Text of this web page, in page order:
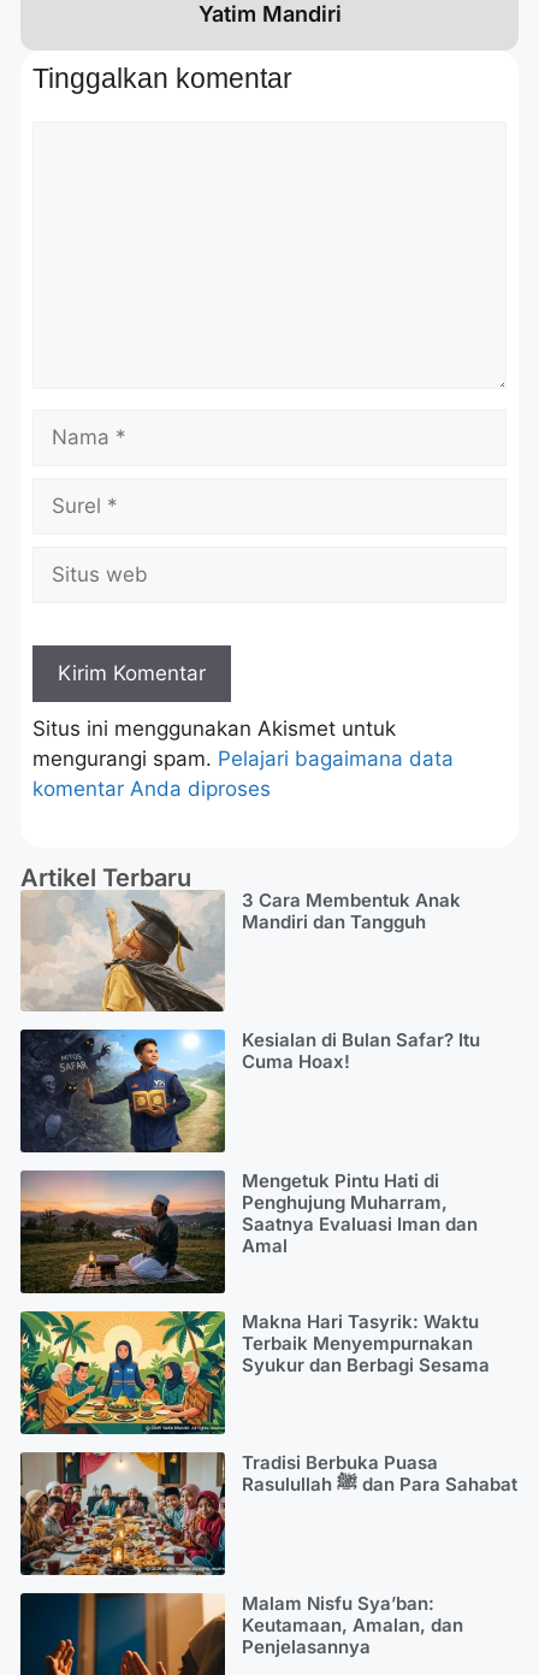
Yatim Mandiri
Tinggalkan komentar
Situs ini menggunakan Akismet untuk
mengurangi spam. Pelajari bagaimana data
komentar Anda diproses
Artikel Terbaru
3 Cara Membentuk Anak
Mandiri dan Tangguh
Kesialan di Bulan Safar? Itu
Cuma Hoax!
Mengetuk Pintu Hati di
Penghujung Muharram,
Saatnya Evaluasi Iman dan
Amal
Makna Hari Tasyrik: Waktu
Terbaik Menyempurnakan
Syukur dan Berbagi Sesama
Tradisi Berbuka Puasa
Rasulullah ﷺ dan Para Sahabat
Malam Nisfu Sya’ban:
Keutamaan, Amalan, dan
Penjelasannya